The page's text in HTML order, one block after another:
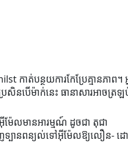
កាត់បន្ថយការកែប្រែគ្មានភាព។
សិនបើម៉ាក់នេះ ធានាសារអាចត្រឡ
ម៉ែលមានអារម្មណ៍ ដូចជា តុជា
េញទ្បានពន្យល់ទៅអ៊ីម៉ែលឱ្យលឿន-